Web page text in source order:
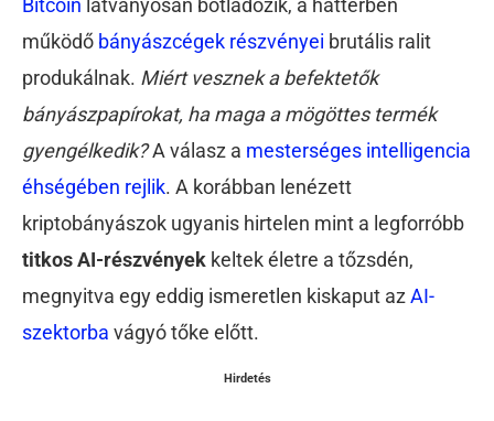
Bitcoin látványosan botladozik, a háttérben
működő bányászcégek részvényei brutális ralit
produkálnak. Miért vesznek a befektetők
bányászpapírokat, ha maga a mögöttes termék
gyengélkedik?A válasz a mesterséges intelligencia
éhségében rejlik. A korábban lenézett
kriptobányászok ugyanis hirtelen mint a legforróbb
titkos AI-részvények keltek életre a tőzsdén,
megnyitva egy eddig ismeretlen kiskaput az AI-
szektorba vágyó tőke előtt.
Hirdetés